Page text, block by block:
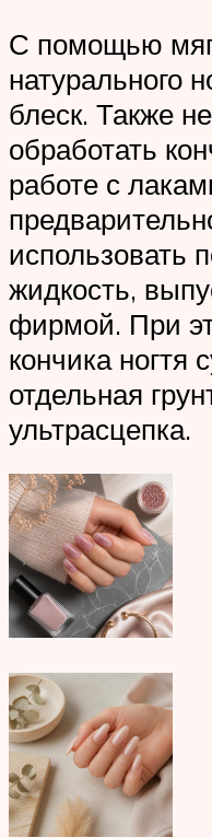
С помощью
натурального
блеск. Также
обработать
работе с
использовать
жидкость,
фирмой. При
кончика ногтя
отдельная
ультрасцепка.